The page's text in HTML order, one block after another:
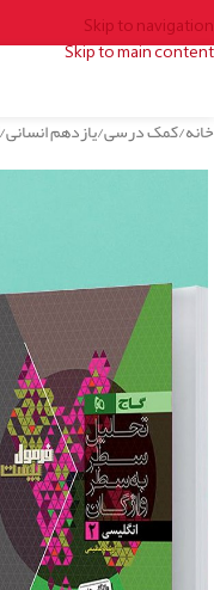
Skip to navigation
Skip to main content
خانه کمک درسی یازدهم انسانی